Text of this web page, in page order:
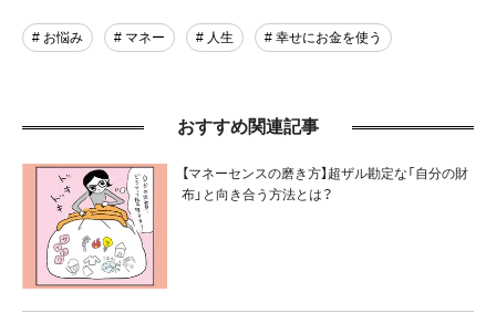
# お悩み # マネー # 人生 # 幸せにお金を使う
おすすめ関連記事
【マネーセンスの磨き方】超ザル勘定な「自分の財
布」と向き合う方法とは？